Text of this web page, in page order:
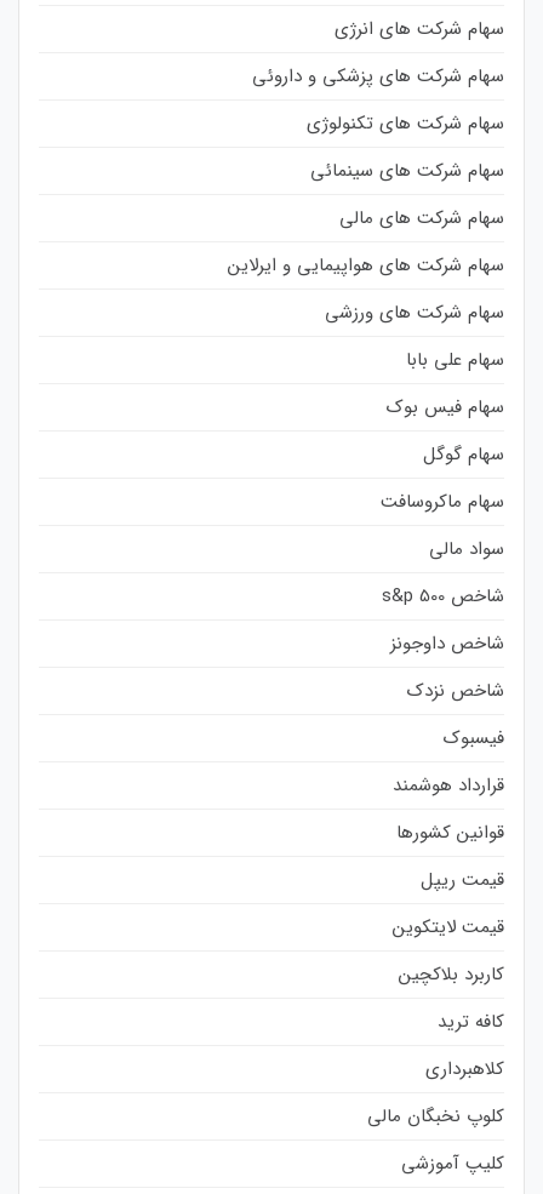
سهام شرکت های انرژی
سهام شرکت های پزشکی و داروئی
سهام شرکت های تکنولوژی
سهام شرکت های سینمائی
سهام شرکت های مالی
سهام شرکت های هواپیمایی و ایرلاین
سهام شرکت های ورزشی
سهام علی بابا
سهام فیس بوک
سهام گوگل
سهام ماکروسافت
سواد مالی
شاخص s&p 500
شاخص داوجونز
شاخص نزدک
فیسبوک
قرارداد هوشمند
قوانین کشورها
قیمت ریپل
قیمت لایتکوین
کاربرد بلاکچین
کافه ترید
کلاهبرداری
کلوپ نخبگان مالی
کلیپ آموزشی